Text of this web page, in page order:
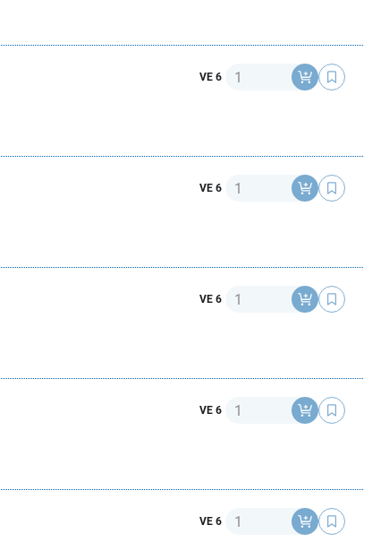
VE 6 Anzahl
VE 6 Anzahl
VE 6 Anzahl
VE 6 Anzahl
VE 6 Anzahl